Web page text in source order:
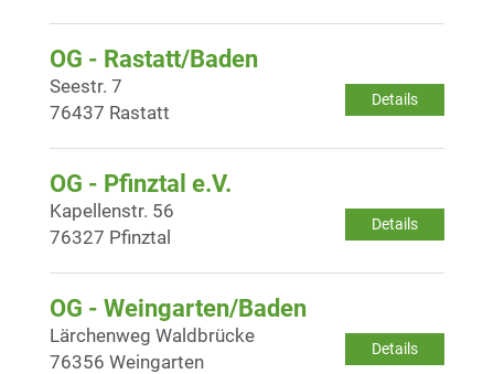
OG - Rastatt/Baden
Details
Seestr. 7
76437 Rastatt
OG - Pfinztal e.V.
Details
Kapellenstr. 56
76327 Pfinztal
OG - Weingarten/Baden
Details
Lärchenweg Waldbrücke
76356 Weingarten